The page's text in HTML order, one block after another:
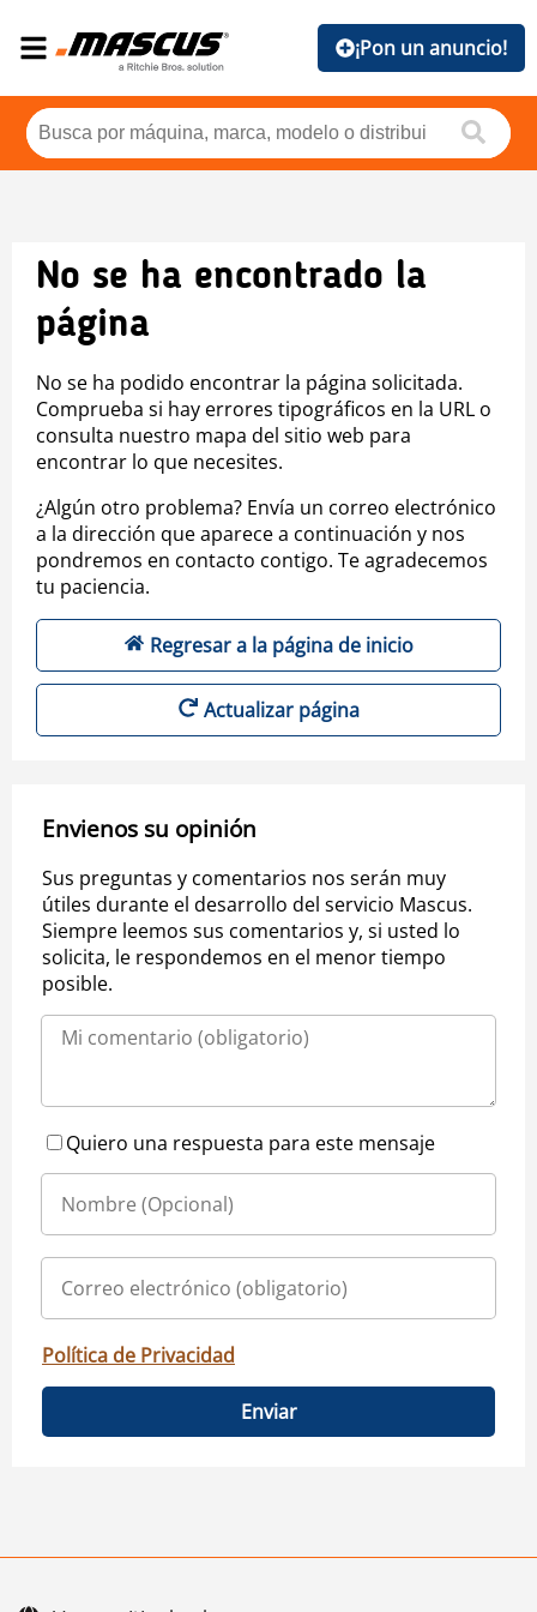
¡Pon un anuncio!
No se ha encontrado la
página
No se ha podido encontrar la página solicitada.
Comprueba si hay errores tipográficos en la URL o
consulta nuestro mapa del sitio web para
encontrar lo que necesites.
¿Algún otro problema? Envía un correo electrónico
a la dirección que aparece a continuación y nos
pondremos en contacto contigo. Te agradecemos
tu paciencia.
Regresar a la página de inicio
Actualizar página
Envienos su opinión
Sus preguntas y comentarios nos serán muy
útiles durante el desarrollo del servicio Mascus.
Siempre leemos sus comentarios y, si usted lo
solicita, le respondemos en el menor tiempo
posible.
Quiero una respuesta para este mensaje
Política de Privacidad
Enviar